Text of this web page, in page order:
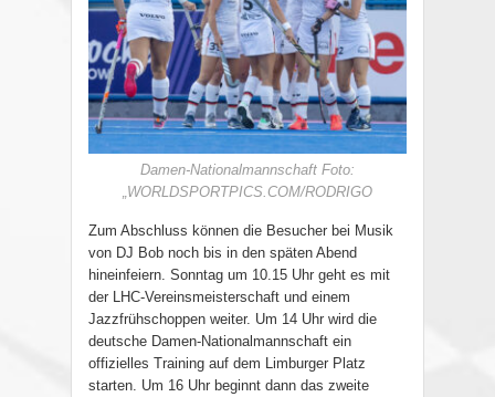
Damen-Nationalmannschaft Foto:
„WORLDSPORTPICS.COM/RODRIGO
Zum Abschluss können die Besucher bei Musik
von DJ Bob noch bis in den späten Abend
hineinfeiern. Sonntag um 10.15 Uhr geht es mit
der LHC-Vereinsmeisterschaft und einem
Jazzfrühschoppen weiter. Um 14 Uhr wird die
deutsche Damen-Nationalmannschaft ein
offizielles Training auf dem Limburger Platz
starten. Um 16 Uhr beginnt dann das zweite